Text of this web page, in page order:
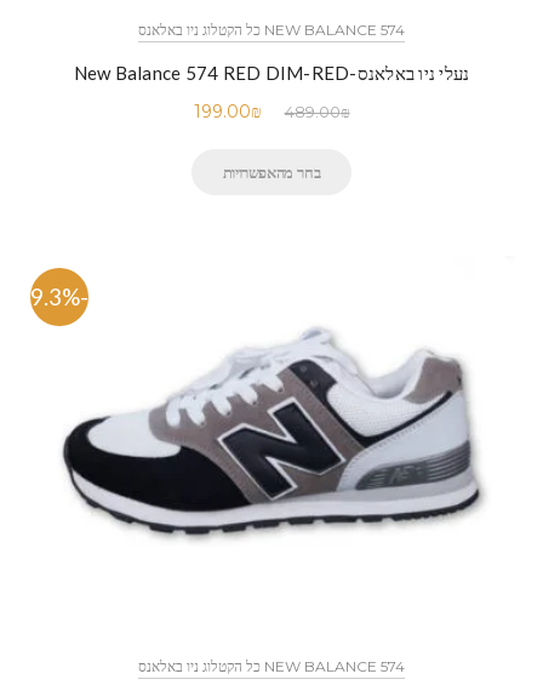
NEW BALANCE 574 כל הקטלוג ניו באלאנס
נעלי ניו באלאנס-New Balance 574 RED DIM-RED
489.00₪
199.00₪
בחר מהאפשרויות
-59.3%
NEW BALANCE 574 כל הקטלוג ניו באלאנס